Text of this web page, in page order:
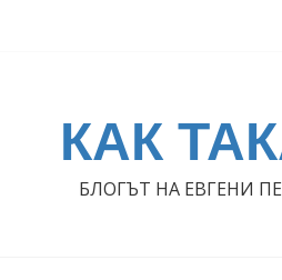
КАК
БЛОГЪТ НА ЕВГЕНИ